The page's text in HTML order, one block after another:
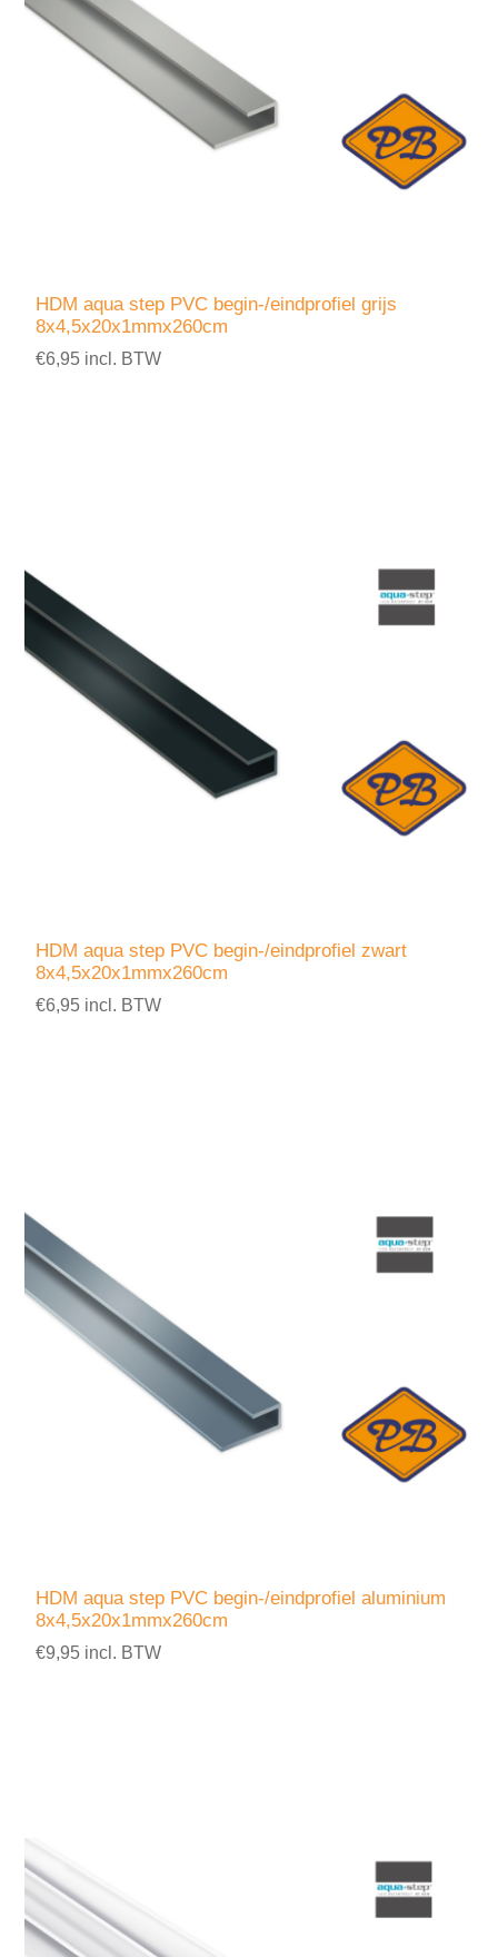
HDM aqua step PVC begin-/eindprofiel grijs
8x4,5x20x1mmx260cm
€6,95 incl. BTW
HDM aqua step PVC begin-/eindprofiel zwart
8x4,5x20x1mmx260cm
€6,95 incl. BTW
HDM aqua step PVC begin-/eindprofiel aluminium
8x4,5x20x1mmx260cm
€9,95 incl. BTW